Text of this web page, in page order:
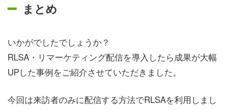
まとめ
いかがでしたでしょうか？
RLSA・リマーケティング配信を導入したら成果が大幅
UPした事例をご紹介させていただきました。
今回は来訪者のみに配信する方法でRLSAを利用しまし